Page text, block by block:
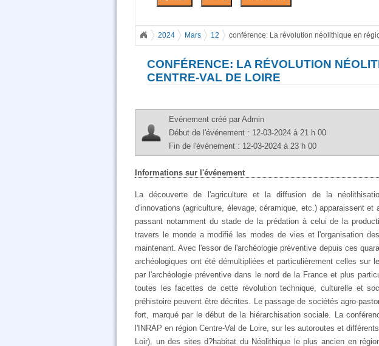
2024 Mars 12 conférence: La révolution néolithique en
CONFÉRENCE: LA RÉVOLUTION
CENTRE-VAL DE LOIRE
Evénement créé par Admin
Début de l'événement : 12-03-2024 à 21 h 00
Fin de l'événement : 12-03-2024 à 23 h 00
Informations sur l'événement
La découverte de l'agriculture et la diffusion de la
d'innovations (agriculture, élevage, céramique, etc.) apparaissent et
passant notamment du stade de la prédation à celui de la
travers le monde a modifié les modes de vies et l'organisation
maintenant. Avec l'essor de l'archéologie préventive depuis ces
archéologiques ont été démultipliées et particulièrement celles sur
par l'archéologie préventive dans le nord de la France et plus
toutes les facettes de cette révolution technique, culturelle et
préhistoire peuvent être décrites. Le passage de sociétés agro-
fort, marqué par le début de la hiérarchisation sociale. La
l'INRAP en région Centre-Val de Loire, sur les autoroutes et
Loir), un des sites d?habitat du Néolithique le plus ancien en